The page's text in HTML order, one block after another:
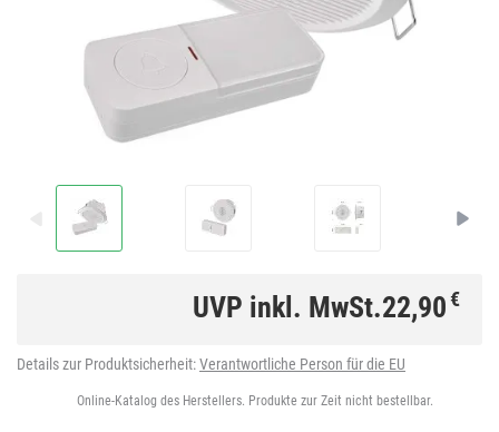
UVP inkl. MwSt.22,90€
Details zur Produktsicherheit:Verantwortliche Person für die EU
Online-Katalog des Herstellers. Produkte zur Zeit nicht bestellbar.